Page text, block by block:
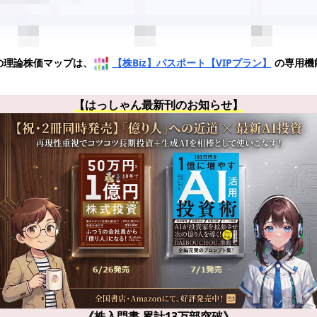
論株価マップは、 【株Biz】パスポート【VIPプラン】 の専用機
【はっしゃん最新刊のお知らせ】